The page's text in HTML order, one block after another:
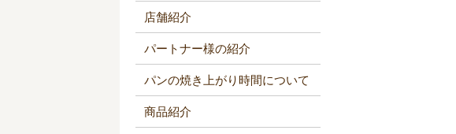
店舗紹介
パートナー様の紹介
パンの焼き上がり時間について
商品紹介